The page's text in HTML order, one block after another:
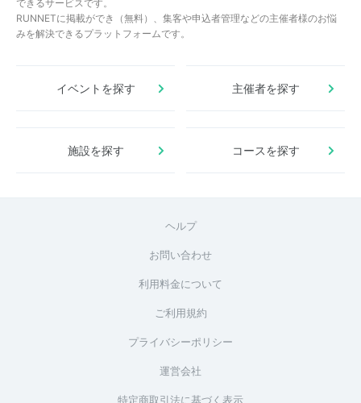
できるサービスです。
RUNNETに掲載ができ（無料）、集客や申込者管理などの主催者様のお悩
みを解決できるプラットフォームです。
イベントを探す 主催者を探す
施設を探す コースを探す
ヘルプ
お問い合わせ
利用料金について
ご利用規約
プライバシーポリシー
運営会社
特定商取引法に基づく表示